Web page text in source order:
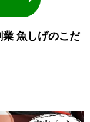
魚しげのこだ